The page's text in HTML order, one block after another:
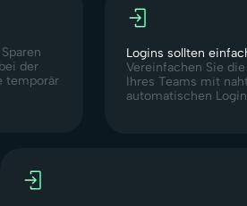
Sparen
der
temporär
Logins sollten
Vereinfachen Sie
Ihres Teams mit
automatischen